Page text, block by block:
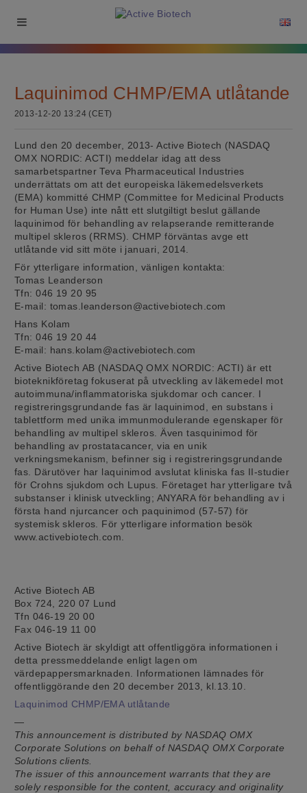
Laquinimod CHMP/EMA utlåtande
2013-12-20 13:24 (CET)
Lund den 20 december, 2013- Active Biotech (NASDAQ
OMX NORDIC: ACTI) meddelar idag att dess
samarbetspartner Teva Pharmaceutical Industries
underrättats om att det europeiska läkemedelsverkets
(EMA) kommitté CHMP (Committee for Medicinal Products
for Human Use) inte nått ett slutgiltigt beslut gällande
laquinimod för behandling av relapserande remitterande
multipel skleros (RRMS). CHMP förväntas avge ett
utlåtande vid sitt möte i januari, 2014.
För ytterligare information, vänligen kontakta:
Tomas Leanderson
Tfn: 046 19 20 95
E-mail: tomas.leanderson@activebiotech.com
Hans Kolam
Tfn: 046 19 20 44
E-mail: hans.kolam@activebiotech.com
Active Biotech AB (NASDAQ OMX NORDIC: ACTI) är ett
bioteknikföretag fokuserat på utveckling av läkemedel mot
autoimmuna/inflammatoriska sjukdomar och cancer. I
registreringsgrundande fas är laquinimod, en substans i
tablettform med unika immunmodulerande egenskaper för
behandling av multipel skleros. Även tasquinimod för
behandling av prostatacancer, via en unik
verkningsmekanism, befinner sig i registreringsgrundande
fas. Därutöver har laquinimod avslutat kliniska fas II-studier
för Crohns sjukdom och Lupus. Företaget har ytterligare två
substanser i klinisk utveckling; ANYARA för behandling av i
första hand njurcancer och paquinimod (57-57) för
systemisk skleros. För ytterligare information besök
www.activebiotech.com.
Active Biotech AB
Box 724, 220 07 Lund
Tfn 046-19 20 00
Fax 046-19 11 00
Active Biotech är skyldigt att offentliggöra informationen i
detta pressmeddelande enligt lagen om
värdepappersmarknaden. Informationen lämnades för
offentliggörande den 20 december 2013, kl.13.10.
Laquinimod CHMP/EMA utlåtande
—
This announcement is distributed by NASDAQ OMX
Corporate Solutions on behalf of NASDAQ OMX Corporate
Solutions clients.
The issuer of this announcement warrants that they are
solely responsible for the content, accuracy and originality
We use cookies on our website to give you the most
relevant experience by remembering your preferences
and repeat visits. By clicking “Accept All”, you consent
to the use of ALL the cookies, by clicking "Deny All",
you reject ALL the cookies. However, you may visit
Cookie-inställningar
Avvisa alla Acceptera alla